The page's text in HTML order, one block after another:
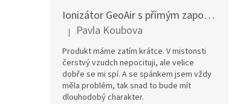
Ionizátor GeoAir s přímým zapojením do el.zásuvky
Hodnocení produktu je 5 z 5 hvězdiček.
| Pavla Koubova
Produkt máme zatím krátce. V mistonsti
čerstvý vzudch nepocituji, ale velice
dobře se mi spí. A se spánkem jsem vždy
měla problém, tak snad to bude mít
dlouhodobý charakter.